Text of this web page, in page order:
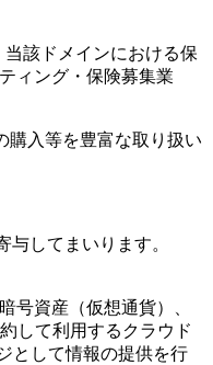
該ドメインにおける保
ィング・保険募集業
購入等を豊富な取り扱い
してまいります。
号資産（仮想通貨）、
して利用するクラウド
として情報の提供を行